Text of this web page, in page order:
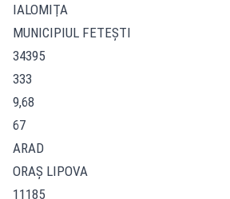
IALOMIŢA
MUNICIPIUL FETEŞTI
34395
333
9,68
67
ARAD
ORAŞ LIPOVA
11185